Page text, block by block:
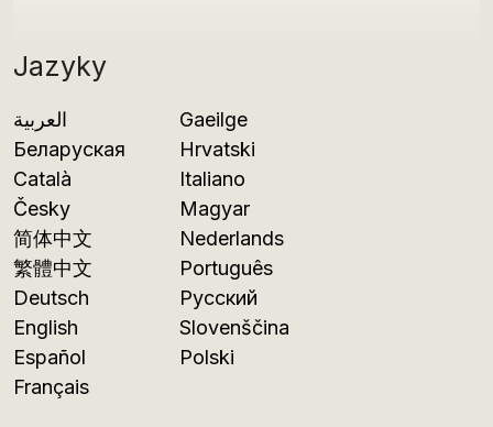
Jazyky
العربية
Беларуская
Català
Česky
简体中文
繁體中文
Deutsch
English
Español
Français
Gaeilge
Hrvatski
Italiano
Magyar
Nederlands
Português
Русский
Slovenščina
Polski